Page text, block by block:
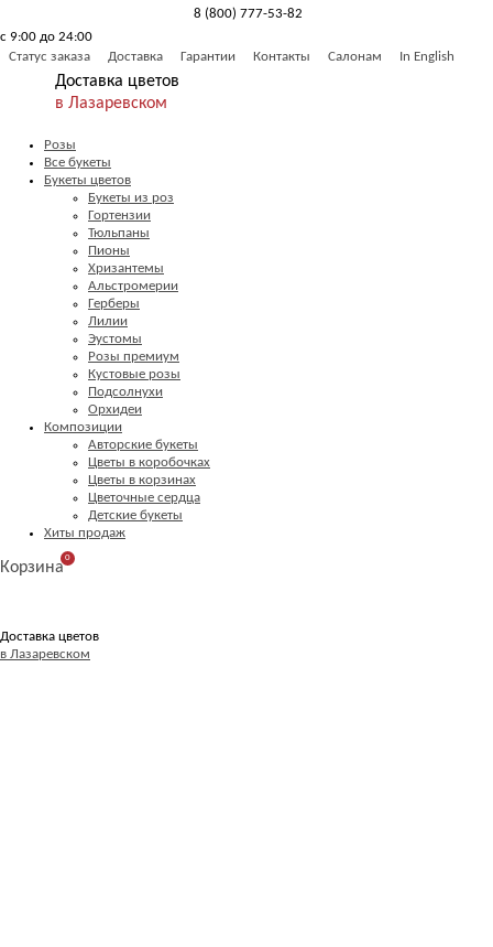
8 (800) 777-53-82
с 9:00 до 24:00
Статус заказа
Доставка Гарантии Контакты Салонам In English
Доставка цветов
в Лазаревском
Розы
Все букеты
Букеты цветов
Букеты из роз
Гортензии
Тюльпаны
Пионы
Хризантемы
Альстромерии
Герберы
Лилии
Эустомы
Розы премиум
Кустовые розы
Подсолнухи
Орхидеи
Композиции
Авторские букеты
Цветы в коробочках
Цветы в корзинах
Цветочные сердца
Детские букеты
Хиты продаж
Корзина
0
Доставка цветов
в Лазаревском